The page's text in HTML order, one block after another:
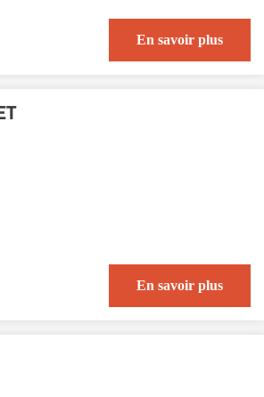
En savoir plus
En savoir plus